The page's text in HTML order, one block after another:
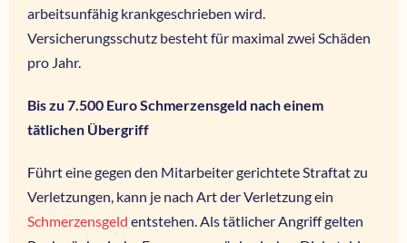
arbeitsunfähig krankgeschrieben wird.
Versicherungsschutz besteht für maximal zwei Schäden
pro Jahr.
Bis zu 7.500 Euro Schmerzensgeld nach einem
tätlichen Übergriff
Führt eine gegen den Mitarbeiter gerichtete Straftat zu
Verletzungen, kann je nach Art der Verletzung ein
Schmerzensgeld entstehen. Als tätlicher Angriff gelten